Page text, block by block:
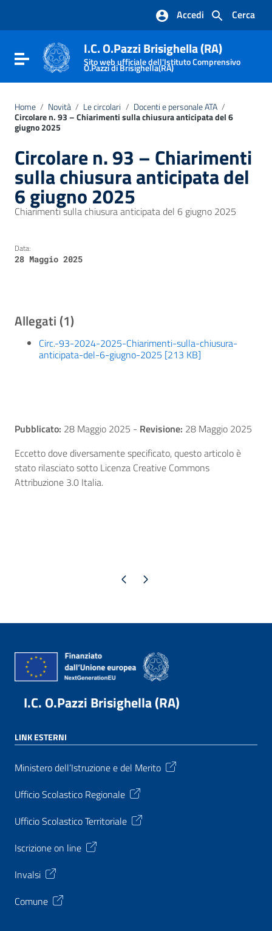
Vai al footer
Cerca
Accedi
Attiva / disattiva la navigazione
I.C. O.Pazzi Brisighella (RA)
Sito web ufficiale dell'Istituto Comprensivo
O.Pazzi di Brisighella(RA)
Home / Novità / Le circolari / Docenti e personale ATA /
Circolare n. 93 – Chiarimenti sulla chiusura anticipata del 6
giugno 2025
Circolare n. 93 – Chiarimenti
sulla chiusura anticipata del
6 giugno 2025
Chiarimenti sulla chiusura anticipata del 6 giugno 2025
Data:
28 Maggio 2025
Allegati (1)
Circ.-93-2024-2025-Chiarimenti-sulla-chiusura-
anticipata-del-6-giugno-2025 [213 KB]
Pubblicato: 28 Maggio 2025 - Revisione: 28 Maggio 2025
Eccetto dove diversamente specificato, questo articolo è
stato rilasciato sotto Licenza Creative Commons
Attribuzione 3.0 Italia.
Pagina precedente
Pagina successiva
I.C. O.Pazzi Brisighella (RA)
LINK ESTERNI
Ministero dell’Istruzione e del Merito
Ufficio Scolastico Regionale
Ufficio Scolastico Territoriale
Iscrizione on line
Invalsi
Comune